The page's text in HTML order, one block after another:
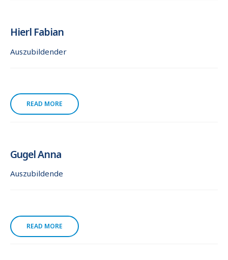
Hierl Fabian
Auszubildender
READ MORE
Gugel Anna
Auszubildende
READ MORE